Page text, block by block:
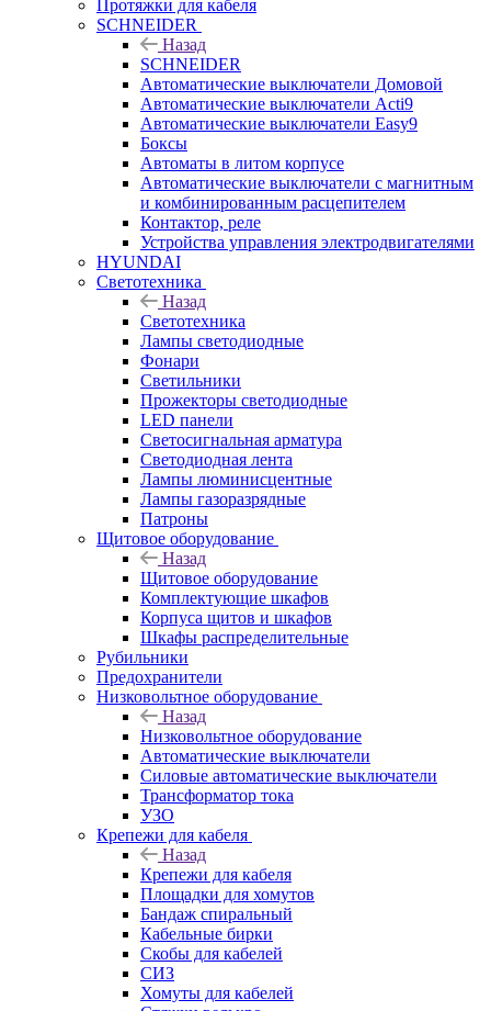
Протяжки для кабеля
SCHNEIDER
Назад
SCHNEIDER
Автоматические выключатели Домовой
Автоматические выключатели Acti9
Автоматические выключатели Easy9
Боксы
Автоматы в литом корпусе
Автоматические выключатели с магнитным
и комбинированным расцепителем
Контактор, реле
Устройства управления электродвигателями
HYUNDAI
Светотехника
Назад
Светотехника
Лампы светодиодные
Фонари
Светильники
Прожекторы светодиодные
LED панели
Светосигнальная арматура
Светодиодная лента
Лампы люминисцентные
Лампы газоразрядные
Патроны
Щитовое оборудование
Назад
Щитовое оборудование
Комплектующие шкафов
Корпуса щитов и шкафов
Шкафы распределительные
Рубильники
Предохранители
Низковольтное оборудование
Назад
Низковольтное оборудование
Автоматические выключатели
Силовые автоматические выключатели
Трансформатор тока
УЗО
Крепежи для кабеля
Назад
Крепежи для кабеля
Площадки для хомутов
Бандаж спиральный
Кабельные бирки
Cкобы для кабелей
СИЗ
Хомуты для кабелей